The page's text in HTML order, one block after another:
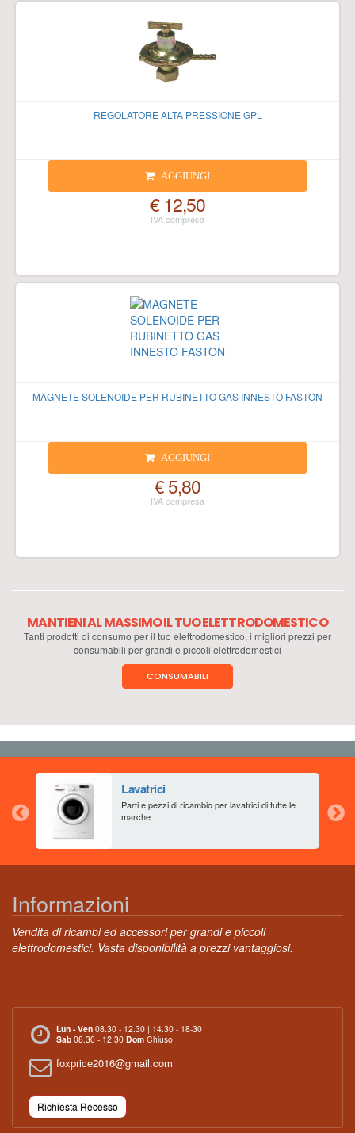
REGOLATORE ALTA PRESSIONE GPL
AGGIUNGI
€ 12,50
MAGNETE SOLENOIDE PER RUBINETTO GAS INNESTO FASTON
AGGIUNGI
€ 5,80
MANTIENI AL MASSIMO IL TUO ELETTRODOMESTICO
Tanti prodotti di consumo per il tuo elettrodomestico, i migliori prezzi per
consumabili per grandi e piccoli elettrodomestici
CONSUMABILI
Lavatrici
Parti e pezzi di ricambio per lavatrici di tutte le
marche
Informazioni
Vendita di ricambi ed accessori per grandi e piccoli
elettrodomestici. Vasta disponibilità a prezzi vantaggiosi.
Lun - Ven 08.30 - 12.30 | 14.30 - 18-30
Sab 08.30 - 12.30 Dom Chiuso
foxprice2016@gmail.com
Richiesta Recesso